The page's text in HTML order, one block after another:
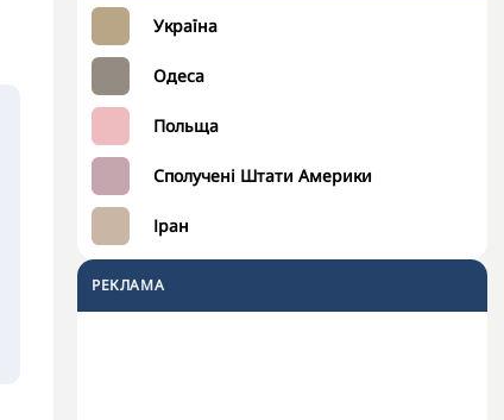
Україна
Одеса
Польща
Сполучені Штати Америки
Іран
РЕКЛАМА